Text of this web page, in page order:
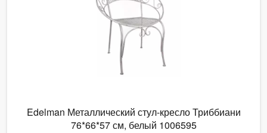
Edelman Металлический стул-кресло Триббиани
76*66*57 см, белый 1006595